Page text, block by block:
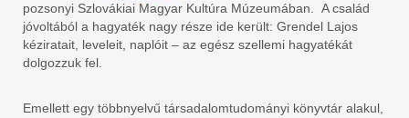
pozsonyi Szlovákiai Magyar Kultúra Múzeumában. A család
jóvoltából a hagyaték nagy része ide került: Grendel Lajos
kéziratait, leveleit, naplóit – az egész szellemi hagyatékát
dolgozzuk fel.
Emellett egy többnyelvű társadalomtudományi könyvtár alakul,